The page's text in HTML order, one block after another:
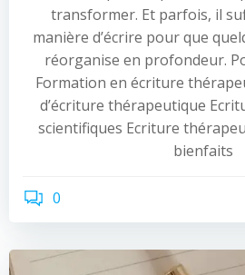
transformer. Et parfois, il
manière d’écrire pour que
réorganise en profondeur.
Formation en écriture
d’écriture thérapeutique
scientifiques Ecriture
bienfaits
0